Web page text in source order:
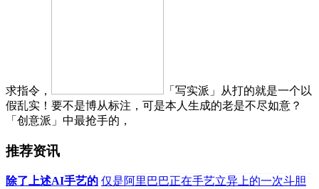
求指令，
「写实派」从打的就是一个以
假乱实！要不是博从标注，可是本人生成的老是不尽如意？
「创意派」中最抢手的，
推荐资讯
除了上述AI手艺的 仅是阿里巴巴正在手艺立异上的一次斗胆